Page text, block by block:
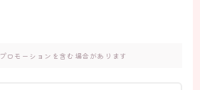
ロモーションを含む場合があります